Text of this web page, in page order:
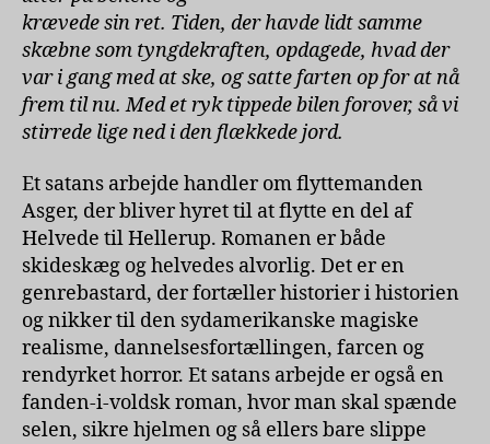
krævede sin ret. Tiden, der havde lidt samme
skæbne som tyngdekraften, opdagede, hvad der
var i gang med at ske, og satte farten op for at nå
frem til nu. Med et ryk tippede bilen forover, så vi
stirrede lige ned i den flækkede jord.
Et satans arbejde handler om flyttemanden
Asger, der bliver hyret til at flytte en del af
Helvede til Hellerup. Romanen er både
skideskæg og helvedes alvorlig. Det er en
genrebastard, der fortæller historier i historien
og nikker til den sydamerikanske magiske
realisme, dannelsesfortællingen, farcen og
rendyrket horror. Et satans arbejde er også en
fanden-i-voldsk roman, hvor man skal spænde
selen, sikre hjelmen og så ellers bare slippe